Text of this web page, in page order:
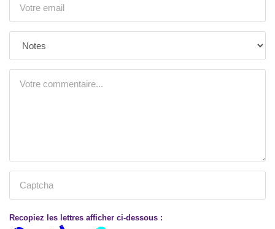
Recopiez les lettres afficher ci-dessous :